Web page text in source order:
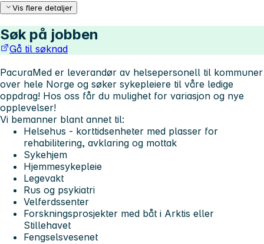
Vis flere detaljer
Søk på jobben
Gå til søknad
PacuraMed er leverandør av helsepersonell til kommuner
over hele Norge og søker sykepleiere til våre ledige
oppdrag! Hos oss får du mulighet for variasjon og nye
opplevelser!
Vi bemanner blant annet til:
Helsehus - korttidsenheter med plasser for
rehabilitering, avklaring og mottak
Sykehjem
Hjemmesykepleie
Legevakt
Rus og psykiatri
Velferdssenter
Forskningsprosjekter med båt i Arktis eller
Stillehavet
Fengselsvesenet